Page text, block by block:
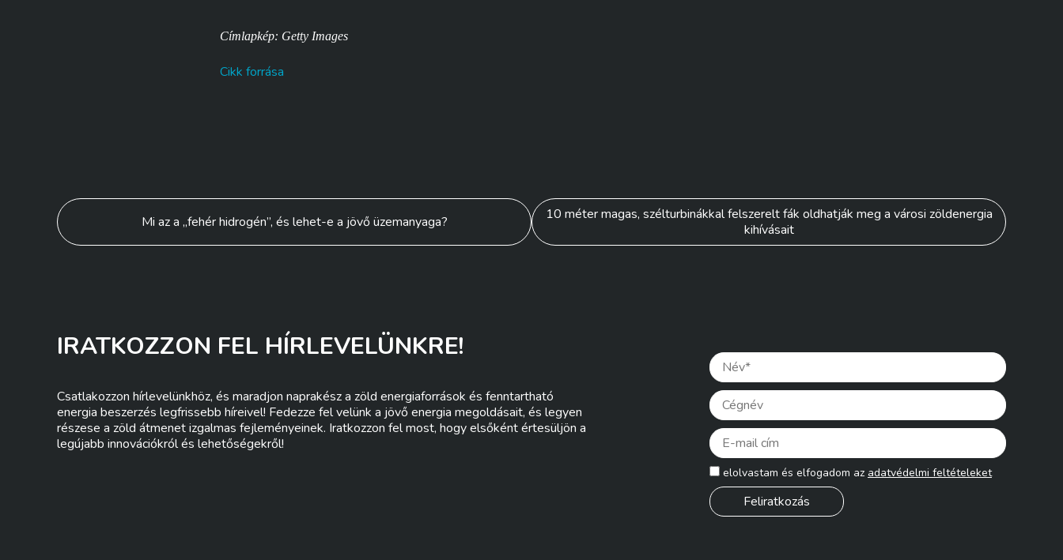
Címlapkép: Getty Images
Cikk forrása
Bejegyzés
navigáció
Mi az a „fehér hidrogén”, és lehet-e a jövő üzemanyaga?
10 méter magas, szélturbinákkal felszerelt fák oldhatják meg a városi zöldenergia
kihívásait
IRATKOZZON FEL HÍRLEVELÜNKRE!
Csatlakozzon hírlevelünkhöz, és maradjon naprakész a zöld energiaforrások és fenntartható
energia beszerzés legfrissebb híreivel! Fedezze fel velünk a jövő energia megoldásait, és legyen
részese a zöld átmenet izgalmas fejleményeinek. Iratkozzon fel most, hogy elsőként értesüljön a
legújabb innovációkról és lehetőségekről!
Please
elolvastam és elfogadom az adatvédelmi feltételeket